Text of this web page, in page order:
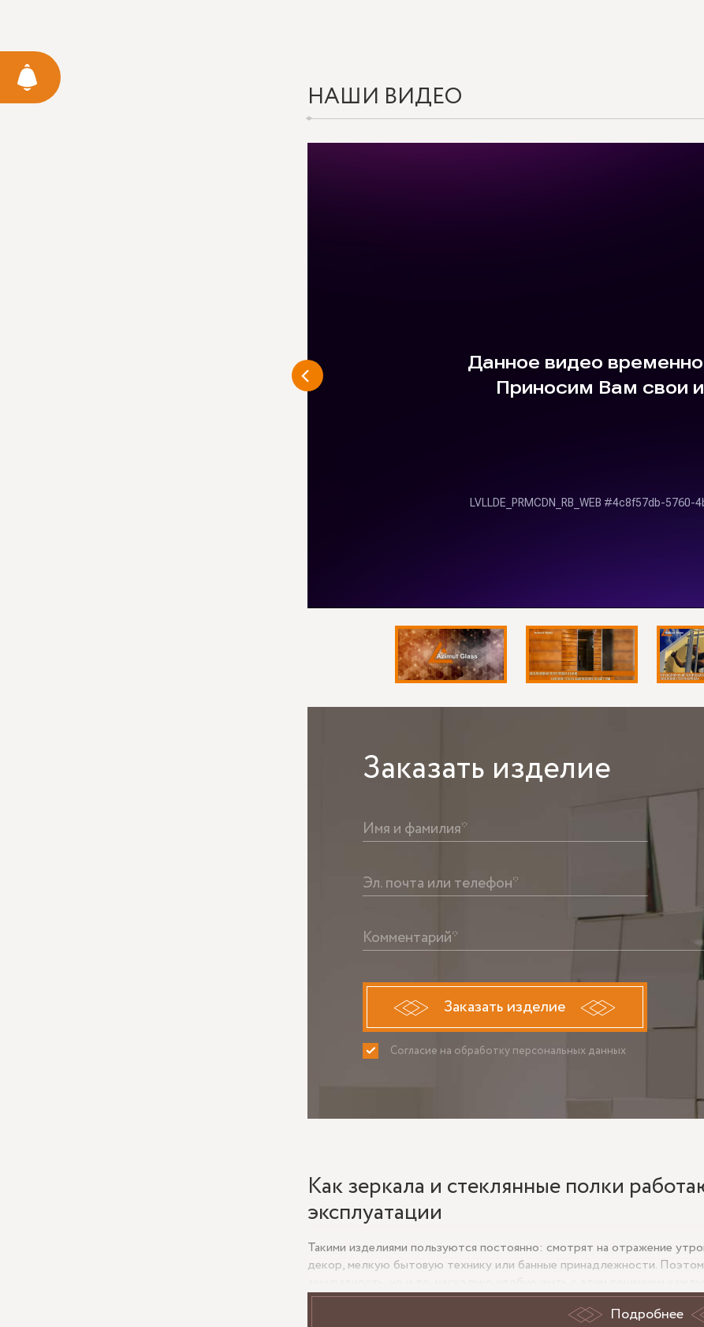
НАШИ ВИДЕО
Заказать изделие
Имя и фамилия*
Эл. почта или телефон*
Комментарий*
Заказать изделие
Согласие на обработку персональных данных
ПРИНИМАЮ
Как зеркала и стеклянные полки
эксплуатации
Такими изделиями пользуются постоянно: смотрят на отражение
декор, мелкую бытовую технику или банные принадлежности.
отражение без ощущения, что оно случайно «обрезает»
нагрузку и не мешать открыванию дверец, розеткам, смесителю или
Подробнее